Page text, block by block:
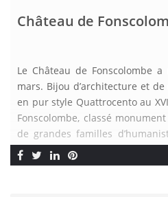
Château de
Le Château de Fonscolombe
mars. Bijou d’architecture et
en pur style Quattrocento au
Fonscolombe, classé
de grandes familles
elle est la propriété de la
patrimoine français. La […]